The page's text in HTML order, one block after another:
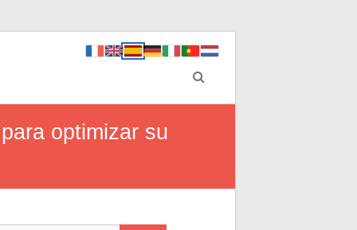
optimizar su